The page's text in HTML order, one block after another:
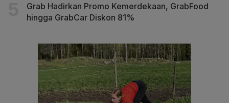
Grab Hadirkan Promo Kemerdekaan, GrabFood
hingga GrabCar Diskon 81%